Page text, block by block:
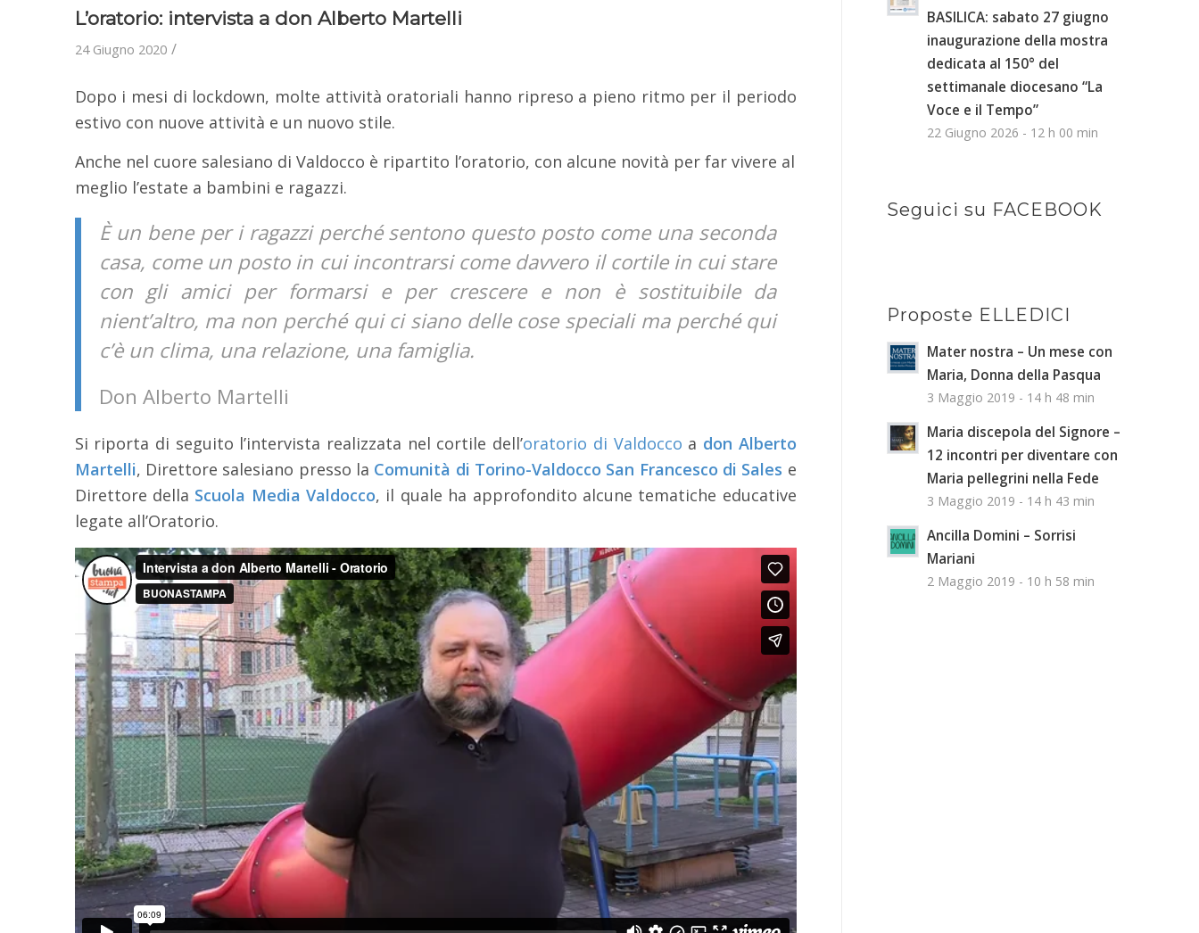
L’oratorio: intervista a don Alberto Martelli
24 Giugno 2020 /
Dopo i mesi di lockdown, molte attività oratoriali hanno ripreso a pieno ritmo per il periodo
estivo con nuove attività e un nuovo stile.
Anche nel cuore salesiano di Valdocco è ripartito l’oratorio, con alcune novità per far vivere al
meglio l’estate a bambini e ragazzi.
È un bene per i ragazzi perché sentono questo posto come una seconda
casa, come un posto in cui incontrarsi come davvero il cortile in cui stare
con gli amici per formarsi e per crescere e non è sostituibile da
nient’altro, ma non perché qui ci siano delle cose speciali ma perché qui
c’è un clima, una relazione, una famiglia.
Don Alberto Martelli
Si riporta di seguito l’intervista realizzata nel cortile dell’oratorio di Valdocco a don Alberto
Martelli, Direttore salesiano presso la Comunità di Torino-Valdocco San Francesco di Sales e
Direttore della Scuola Media Valdocco, il quale ha approfondito alcune tematiche educative
legate all’Oratorio.
BASILICA: sabato 27 giugno
inaugurazione della mostra
dedicata al 150° del
settimanale diocesano “La
Voce e il Tempo”
22 Giugno 2026 - 12 h 00 min
Seguici su FACEBOOK
Proposte ELLEDICI
Mater nostra – Un mese con
Maria, Donna della Pasqua
3 Maggio 2019 - 14 h 48 min
Maria discepola del Signore –
12 incontri per diventare con
Maria pellegrini nella Fede
3 Maggio 2019 - 14 h 43 min
Ancilla Domini – Sorrisi
Mariani
2 Maggio 2019 - 10 h 58 min